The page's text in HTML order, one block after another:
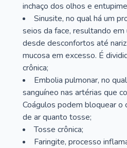
inchaço dos olhos e
Sinusite, no qual há um
seios da face, resultando em
desde desconfortos até
mucosa em excesso. É
crônica;
Embolia pulmonar, no
sanguíneo nas artérias que
Coágulos podem bloquear o
de ar quanto tosse;
Tosse crônica;
Faringite, processo